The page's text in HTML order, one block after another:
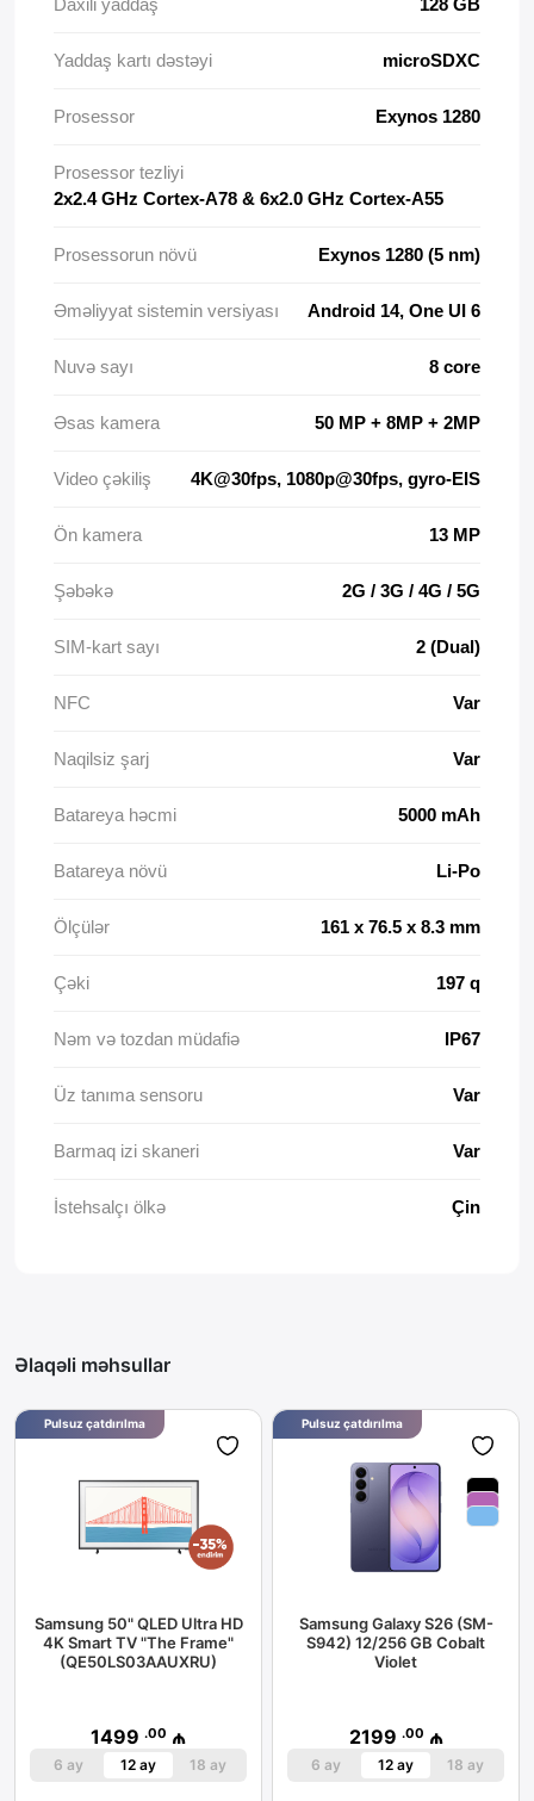
Daxili yaddaş 128 GB
Yaddaş kartı dəstəyi microSDXC
Prosessor Exynos 1280
Prosessor tezliyi
2x2.4 GHz Cortex-A78 & 6x2.0 GHz Cortex-A55
Prosessorun növü Exynos 1280 (5 nm)
Əməliyyat sistemin versiyası Android 14, One UI 6
Nuvə sayı 8 core
Əsas kamera 50 MP + 8MP + 2MP
Video çəkiliş 4K@30fps, 1080p@30fps, gyro-EIS
Ön kamera 13 MP
Şəbəkə 2G / 3G / 4G / 5G
SIM-kart sayı 2 (Dual)
NFC Var
Naqilsiz şarj Var
Batareya həcmi 5000 mAh
Batareya növü Li-Po
Ölçülər 161 х 76.5 х 8.3 mm
Çəki 197 q
Nəm və tozdan müdafiə IP67
Üz tanıma sensoru Var
Barmaq izi skaneri Var
İstehsalçı ölkə Çin
Əlaqəli məhsullar
Samsung 50" QLED Ultra HD
4K Smart TV "The Frame"
(QE50LS03AAUXRU)
1499 .00 ₼
6 ay 12 ay 18 ay
Pulsuz çatdırılma
Samsung Galaxy S26 (SM-
S942) 12/256 GB Cobalt
Violet
2199 .00 ₼
6 ay 12 ay 18 ay
Pulsuz çatdırılma